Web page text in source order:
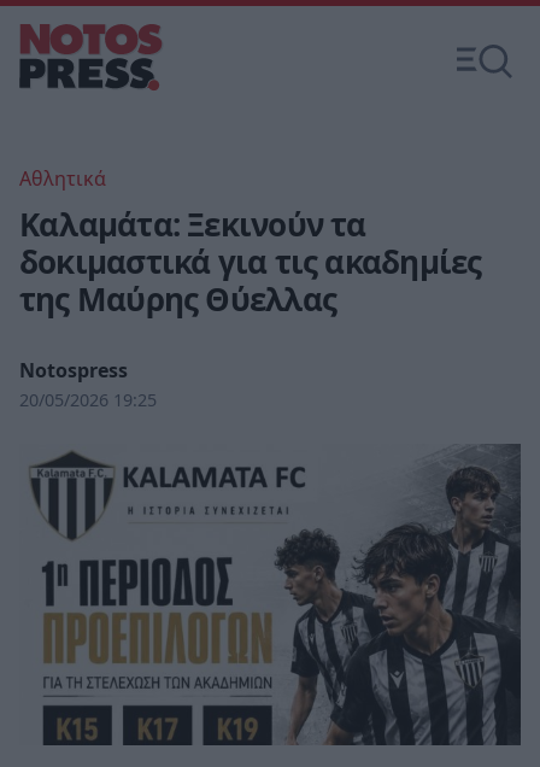
Αθλητικά
Καλαμάτα: Ξεκινούν τα
δοκιμαστικά για τις ακαδημίες
της Μαύρης Θύελλας
Notospress
20/05/2026 19:25